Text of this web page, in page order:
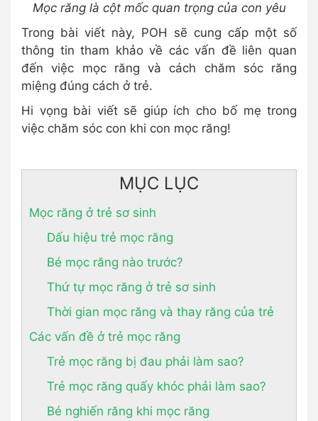
Mọc răng là cột mốc quan trọng của con yêu
Trong bài viết này, POH sẽ cung cấp một số
thông tin tham khảo về các vấn đề liên quan
đến việc mọc răng và cách chăm sóc răng
miệng đúng cách ở trẻ.
Hi vọng bài viết sẽ giúp ích cho bố mẹ trong
việc chăm sóc con khi con mọc răng!
MỤC LỤC
Mọc răng ở trẻ sơ sinh
Dấu hiệu trẻ mọc răng
Bé mọc răng nào trước?
Thứ tự mọc răng ở trẻ sơ sinh
Thời gian mọc răng và thay răng của trẻ
Các vấn đề ở trẻ mọc răng
Trẻ mọc răng bị đau phải làm sao?
Trẻ mọc răng quấy khóc phải làm sao?
Bé nghiến răng khi mọc răng